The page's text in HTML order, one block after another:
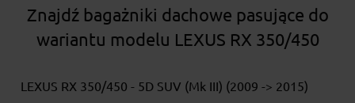
Znajdź bagażniki dachowe pasujące do
wariantu modelu LEXUS RX 350/450
LEXUS RX 350/450 - 5D SUV (Mk III) (2009 -> 2015)